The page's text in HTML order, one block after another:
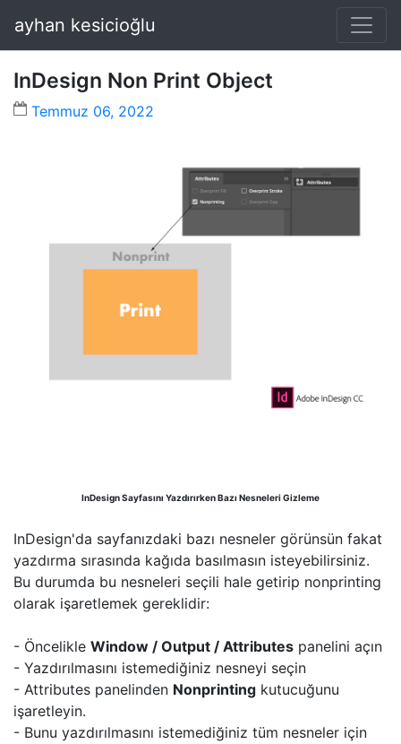
ayhan kesicioğlu
InDesign Non Print Object
Temmuz 06, 2022
InDesign Sayfasını Yazdırırken Bazı Nesneleri Gizleme
InDesign'da sayfanızdaki bazı nesneler görünsün fakat
yazdırma sırasında kağıda basılmasın isteyebilirsiniz.
Bu durumda bu nesneleri seçili hale getirip nonprinting
olarak işaretlemek gereklidir:
- Öncelikle Window / Output / Attributes panelini açın
- Yazdırılmasını istemediğiniz nesneyi seçin
- Attributes panelinden Nonprinting kutucuğunu
işaretleyin.
- Bunu yazdırılmasını istemediğiniz tüm nesneler için